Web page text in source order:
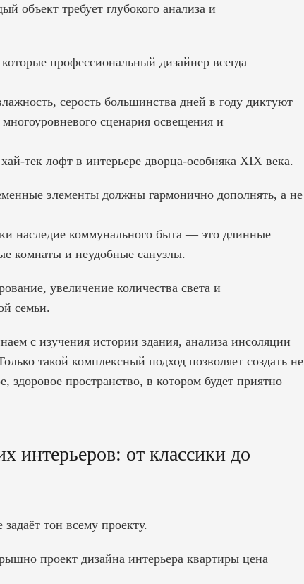
объект требует глубокого анализа и
профессиональный дизайнер всегда
серость большинства дней в году диктуют
сценария освещения и
тек лофт в интерьере дворца-особняка XIX века.
элементы должны гармонично дополнять, а не
наследие коммунального быта — это длинные
комнаты и неудобные санузлы.
увеличение количества света и
семьи.
с изучения истории здания, анализа инсоляции
такой комплексный подход позволяет создать не
пространство, в котором будет приятно
интерьеров: от классики до
тон всему проекту.
проект дизайна интерьера квартиры цена